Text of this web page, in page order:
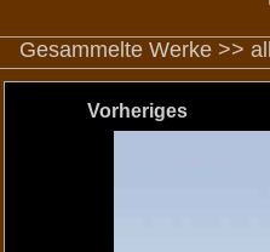
Gesammelte Werke >>
Vorheriges